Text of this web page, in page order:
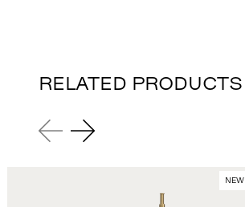
RELATED PRODUCTS
NEW